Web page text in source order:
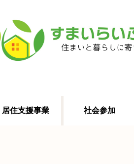
居住支援事業 社会参加